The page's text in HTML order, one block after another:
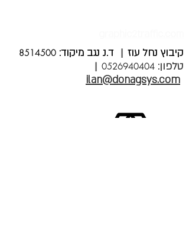
קיבוץ נחל עוז | ד.נ נגב מיקוד: 8514500
טלפון: 0526940404
|
ilan@donagsys.com